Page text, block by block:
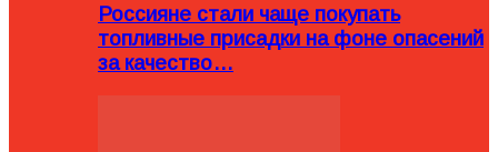
Россияне стали чаще покупать
топливные присадки на фоне опасений
за качество…